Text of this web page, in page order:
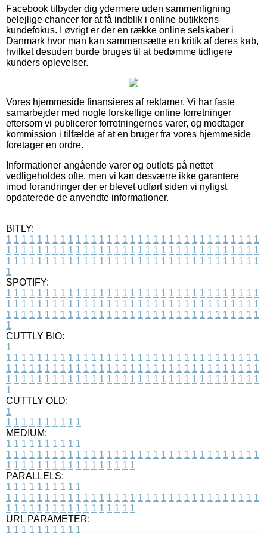
Facebook tilbyder dig ydermere uden sammenligning
belejlige chancer for at få indblik i online butikkens
kundefokus. I øvrigt er der en række online selskaber i
Danmark hvor man kan sammensætte en kritik af deres køb,
hvilket desuden burde bruges til at bedømme tidligere
kunders oplevelser.
Vores hjemmeside finansieres af reklamer. Vi har faste
samarbejder med nogle forskellige online forretninger
eftersom vi publicerer forretningernes varer, og modtager
kommission i tilfælde af at en bruger fra vores hjemmeside
foretager en ordre.
Informationer angående varer og outlets på nettet
vedligeholdes ofte, men vi kan desværre ikke garantere
imod forandringer der er blevet udført siden vi nyligst
opdaterede de anvendte informationer.
BITLY:
1 1 1 1 1 1 1 1 1 1 1 1 1 1 1 1 1 1 1 1 1 1 1 1 1 1 1 1 1 1 1 1 1
1 1 1 1 1 1 1 1 1 1 1 1 1 1 1 1 1 1 1 1 1 1 1 1 1 1 1 1 1 1 1 1 1
1 1 1 1 1 1 1 1 1 1 1 1 1 1 1 1 1 1 1 1 1 1 1 1 1 1 1 1 1 1 1 1 1
1
SPOTIFY:
1 1 1 1 1 1 1 1 1 1 1 1 1 1 1 1 1 1 1 1 1 1 1 1 1 1 1 1 1 1 1 1 1
1 1 1 1 1 1 1 1 1 1 1 1 1 1 1 1 1 1 1 1 1 1 1 1 1 1 1 1 1 1 1 1 1
1 1 1 1 1 1 1 1 1 1 1 1 1 1 1 1 1 1 1 1 1 1 1 1 1 1 1 1 1 1 1 1 1
1
CUTTLY BIO:
1
1 1 1 1 1 1 1 1 1 1 1 1 1 1 1 1 1 1 1 1 1 1 1 1 1 1 1 1 1 1 1 1 1
1 1 1 1 1 1 1 1 1 1 1 1 1 1 1 1 1 1 1 1 1 1 1 1 1 1 1 1 1 1 1 1 1
1 1 1 1 1 1 1 1 1 1 1 1 1 1 1 1 1 1 1 1 1 1 1 1 1 1 1 1 1 1 1 1 1
1
CUTTLY OLD:
1
1 1 1 1 1 1 1 1 1 1
MEDIUM:
1 1 1 1 1 1 1 1 1 1
1 1 1 1 1 1 1 1 1 1 1 1 1 1 1 1 1 1 1 1 1 1 1 1 1 1 1 1 1 1 1 1 1
1 1 1 1 1 1 1 1 1 1 1 1 1 1 1 1 1
PARALLELS:
1 1 1 1 1 1 1 1 1 1
1 1 1 1 1 1 1 1 1 1 1 1 1 1 1 1 1 1 1 1 1 1 1 1 1 1 1 1 1 1 1 1 1
1 1 1 1 1 1 1 1 1 1 1 1 1 1 1 1 1
URL PARAMETER:
1 1 1 1 1 1 1 1 1 1